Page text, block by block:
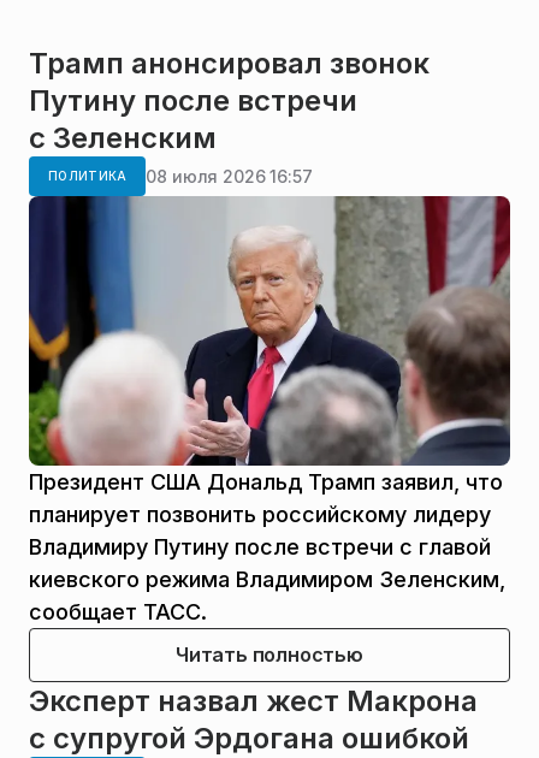
Трамп анонсировал звонок
Путину после встречи
с Зеленским
ПОЛИТИКА 08 июля 2026 16:57
Президент США Дональд Трамп заявил, что
планирует позвонить российскому лидеру
Владимиру Путину после встречи с главой
киевского режима Владимиром Зеленским,
сообщает ТАСС.
Читать полностью
Эксперт назвал жест Макрона
с супругой Эрдогана ошибкой